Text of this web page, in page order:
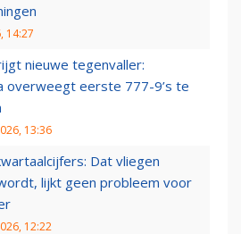
14:27
nieuwe tegenvaller:
overweegt eerste 777-9’s te
13:36
Dat vliegen
lijkt geen probleem voor
12:22